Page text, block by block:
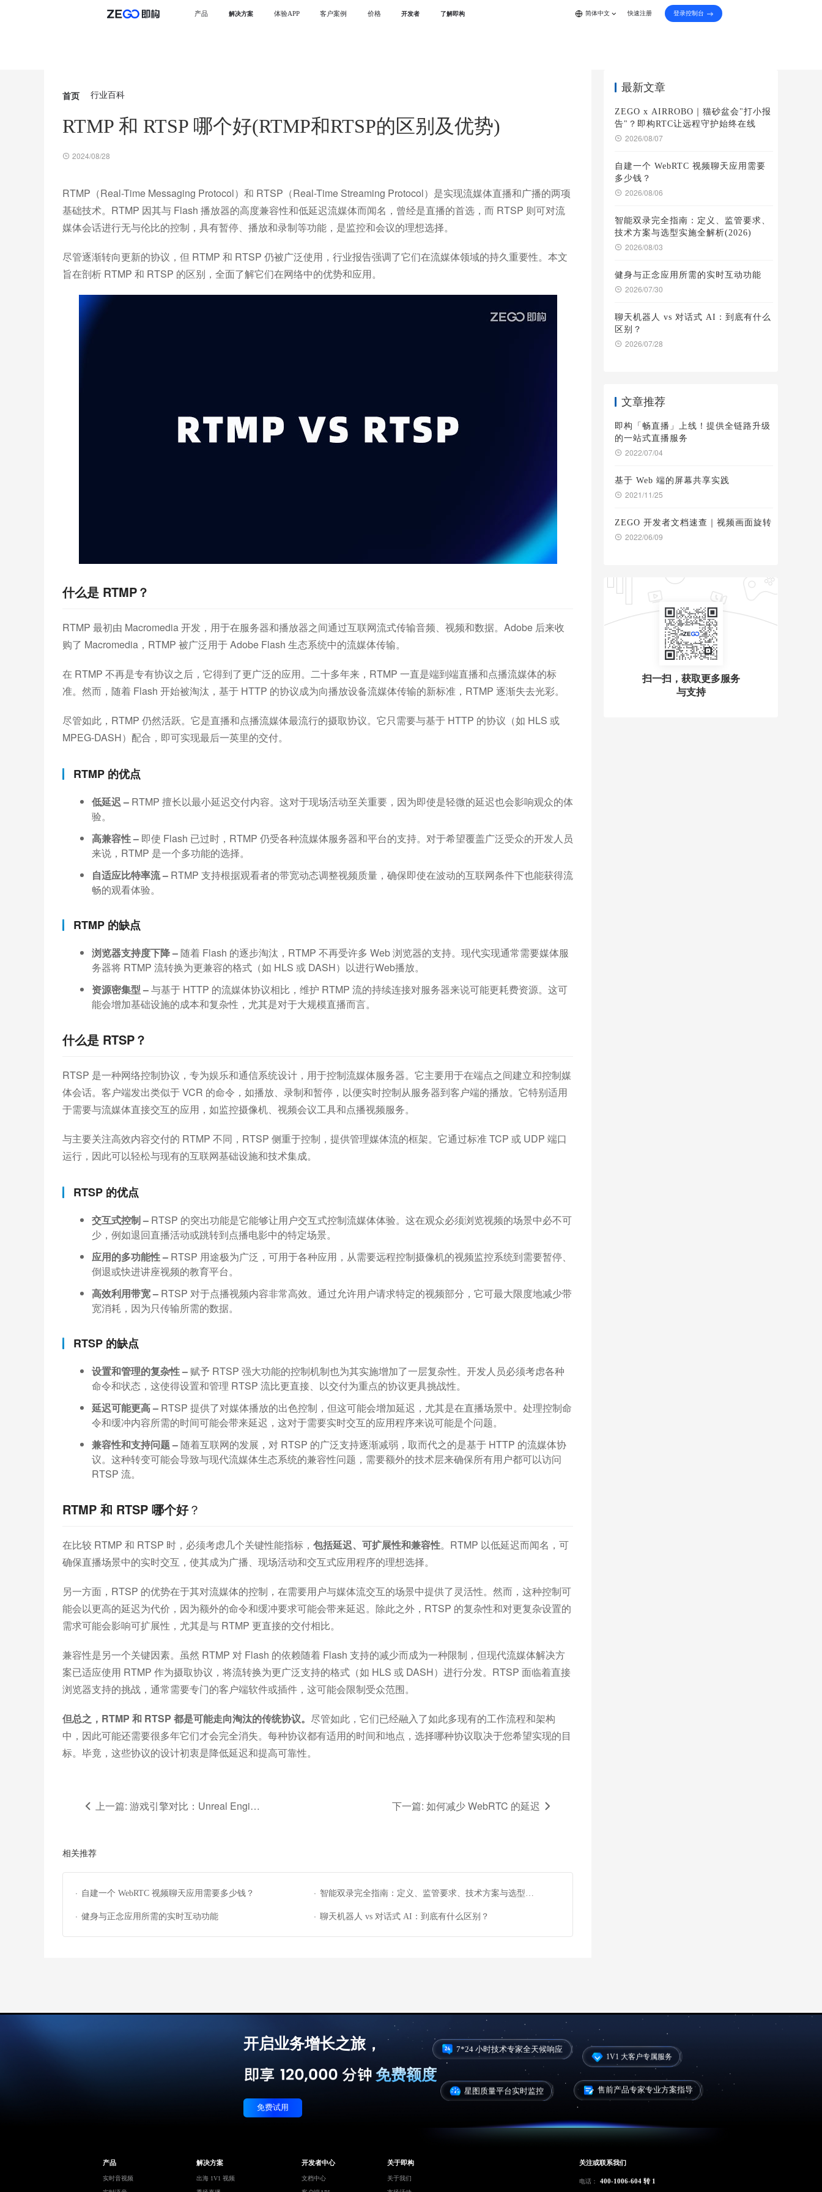
产品 解决方案 体验APP 客户案例 价格 开发者 了解即构 简体中文 快速注册 登录控制台
首页 行业百科
RTMP 和 RTSP 哪个好(RTMP和RTSP的区别及优势)
2024/08/28
RTMP（Real-Time Messaging Protocol）和 RTSP（Real-Time Streaming Protocol）是实现流媒体直播和广播的两项
基础技术。RTMP 因其与 Flash 播放器的高度兼容性和低延迟流媒体而闻名，曾经是直播的首选，而 RTSP 则可对流
媒体会话进行无与伦比的控制，具有暂停、播放和录制等功能，是监控和会议的理想选择。
尽管逐渐转向更新的协议，但 RTMP 和 RTSP 仍被广泛使用，行业报告强调了它们在流媒体领域的持久重要性。本文
旨在剖析 RTMP 和 RTSP 的区别，全面了解它们在网络中的优势和应用。
什么是 RTMP？
RTMP 最初由 Macromedia 开发，用于在服务器和播放器之间通过互联网流式传输音频、视频和数据。Adobe 后来收
购了 Macromedia，RTMP 被广泛用于 Adob​​e Flash 生态系统中的流媒体传输。
在 RTMP 不再是专有协议之后，它得到了更广泛的应用。二十多年来，RTMP 一直是端到端直播和点播流媒体的标
准。然而，随着 Flash 开始被淘汰，基于 HTTP 的协议成为向播放设备流媒体传输的新标准，RTMP 逐渐失去光彩。
尽管如此，RTMP 仍然活跃。它是直播和点播流媒体最流行的摄取协议。它只需要与基于 HTTP 的协议（如 HLS 或
MPEG-DASH）配合，即可实现最后一英里的交付。
RTMP 的优点
低延迟 – RTMP 擅长以最小延迟交付内容。这对于现场活动至关重要，因为即使是轻微的延迟也会影响观众的体
验。
高兼容性 – 即使 Flash 已过时，RTMP 仍受各种流媒体服务器和平台的支持。对于希望覆盖广泛受众的开发人员
来说，RTMP 是一个多功能的选择。
自适应比特率流 – RTMP 支持根据观看者的带宽动态调整视频质量，确保即使在波动的互联网条件下也能获得流
畅的观看体验。
RTMP 的缺点
浏览器支持度下降 –随着 Flash 的逐步淘汰，RTMP 不再受许多 Web 浏览器的支持。现代实现通常需要媒体服
务器将 RTMP 流转换为更兼容的格式（如 HLS 或 DASH）以进行Web播放。
资源密集型 –与基于 HTTP 的流媒体协议相比，维护 RTMP 流的持续连接对服务器来说可能更耗费资源。这可
能会增加基础设施的成本和复杂性，尤其是对于大规模直播而言。
什么是 RTSP？
RTSP 是一种网络控制协议，专为娱乐和通信系统设计，用于控制流媒体服务器。它主要用于在端点之间建立和控制媒
体会话。客户端发出类似于 VCR 的命令，如播放、录制和暂停，以便实时控制从服务器到客户端的播放。它特别适用
于需要与流媒体直接交互的应用，如监控摄像机、视频会议工具和点播视频服务。
与主要关注高效内容交付的 RTMP 不同，RTSP 侧重于控制，提供管理媒体流的框架。它通过标准 TCP 或 UDP 端口
运行，因此可以轻松与现有的互联网基础设施和技术集成。
RTSP 的优点
交互式控制 – RTSP 的突出功能是它能够让用户交互式控制流媒体体验。这在观众必须浏览视频的场景中必不可
少，例如退回直播活动或跳转到点播电影中的特定场景。
应用的多功能性 – RTSP 用途极为广泛，可用于各种应用，从需要远程控制摄像机的视频监控系统到需要暂停、
倒退或快进讲座视频的教育平台。
高效利用带宽 – RTSP 对于点播视频内容非常高效。通过允许用户请求特定的视频部分，它可最大限度地减少带
宽消耗，因为只传输所需的数据。
RTSP 的缺点
设置和管理的复杂性 – 赋予 RTSP 强大功能的控制机制也为其实施增加了一层复杂性。开发人员必须考虑各种
命令和状态，这使得设置和管理 RTSP 流比更直接、以交付为重点的协议更具挑战性。
延迟可能更高 – RTSP 提供了对媒体播放的出色控制，但这可能会增加延迟，尤其是在直播场景中。处理控制命
令和缓冲内容所需的时间可能会带来延迟，这对于需要实时交互的应用程序来说可能是个问题。
兼容性和支持问题 –随着互联网的发展，对 RTSP 的广泛支持逐渐减弱，取而代之的是基于 HTTP 的流媒体协
议。这种转变可能会导致与现代流媒体生态系统的兼容性问题，需要额外的技术层来确保所有用户都可以访问
RTSP 流。
RTMP 和 RTSP 哪个好？
在比较 RTMP 和 RTSP 时，必须考虑几个关键性能指标， 包括延迟、可扩展性和兼容性。RTMP 以低延迟而闻名，可
确保直播场景中的实时交互，使其成为广播、现场活动和交互式应用程序的理想选择。
另一方面，RTSP 的优势在于其对流媒体的控制，在需要用户与媒体流交互的场景中提供了灵活性。然而，这种控制可
能会以更高的延迟为代价，因为额外的命令和缓冲要求可能会带来延迟。除此之外，RTSP 的复杂性和对更复杂设置的
需求可能会影响可扩展性，尤其是与 RTMP 更直接的交付相比。
兼容性是另一个关键因素。虽然 RTMP 对 Flash 的依赖随着 Flash 支持的减少而成为一种限制，但现代流媒体解决方
案已适应使用 RTMP 作为摄取协议，将流转换为更广泛支持的格式（如 HLS 或 DASH）进行分发。RTSP 面临着直接
浏览器支持的挑战，通常需要专门的客户端软件或插件，这可能会限制受众范围。
但总之，RTMP 和 RTSP 都是可能走向淘汰的传统协议。
尽管如此，它们已经融入了如此多现有的工作流程和架构
中，因此可能还需要很多年它们才会完全消失。每种协议都有适用的时间和地点，选择哪种协议取决于您希望实现的目
标。毕竟，这些协议的设计初衷是降低延迟和提高可靠性。
上一篇: 游戏引擎对比：Unreal Engine、Unity、Godot 和 Cocos Creator 下一篇: 如何减少 WebRTC 的延迟
相关推荐
· 自建一个 WebRTC 视频聊天应用需要多少钱？ · 智能双录完全指南：定义、监管要求、技术方案与选型实
· 健身与正念应用所需的实时互动功能 · 聊天机器人 vs 对话式 AI：到底有什么区别？
最新文章
ZEGO x AIRROBO｜猫砂盆会"打小报
告"？即构RTC让远程守护始终在线
2026/08/07
自建一个 WebRTC 视频聊天应用需要
多少钱？
2026/08/06
智能双录完全指南：定义、监管要求、
技术方案与选型实施全解析(2026)
2026/08/03
健身与正念应用所需的实时互动功能
2026/07/30
聊天机器人 vs 对话式 AI：到底有什么
区别？
2026/07/28
文章推荐
即构「畅直播」上线！提供全链路升级
的一站式直播服务
2022/07/04
基于 Web 端的屏幕共享实践
2021/11/25
ZEGO 开发者文档速查｜视频画面旋转
2022/06/09
扫一扫，获取更多服务
与支持
开启业务增长之旅，
免费额度
免费试用
7*24 小时技术专家全天候响应
1V1 大客户专属服务
星图质量平台实时监控 售前产品专家专业方案指导
产品
实时音视频
解决方案
出海 1V1 视频
开发者中心
文档中心
关于即构
关于我们
关注或联系我们
电话： 400-1006-604 转 1